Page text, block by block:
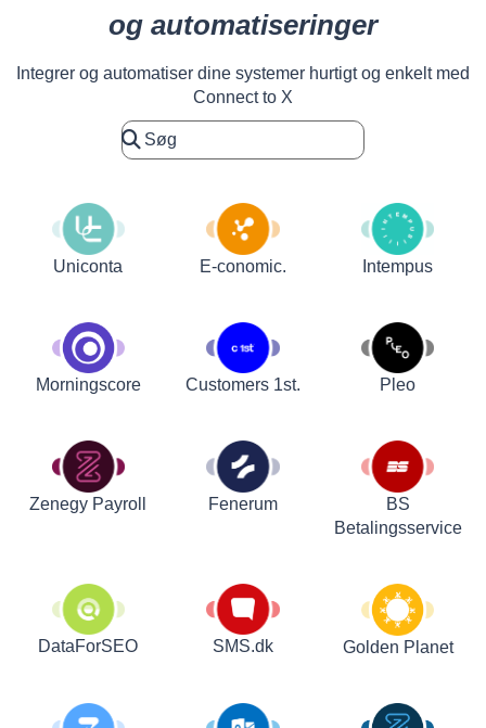
og automatiseringer
Integrer og automatiser dine systemer hurtigt og enkelt med
Connect to X
Uniconta E-conomic. Intempus
Morningscore Customers 1st. Pleo
Zenegy Payroll Fenerum
BS
Betalingsservice
DataForSEO SMS.dk Golden Planet